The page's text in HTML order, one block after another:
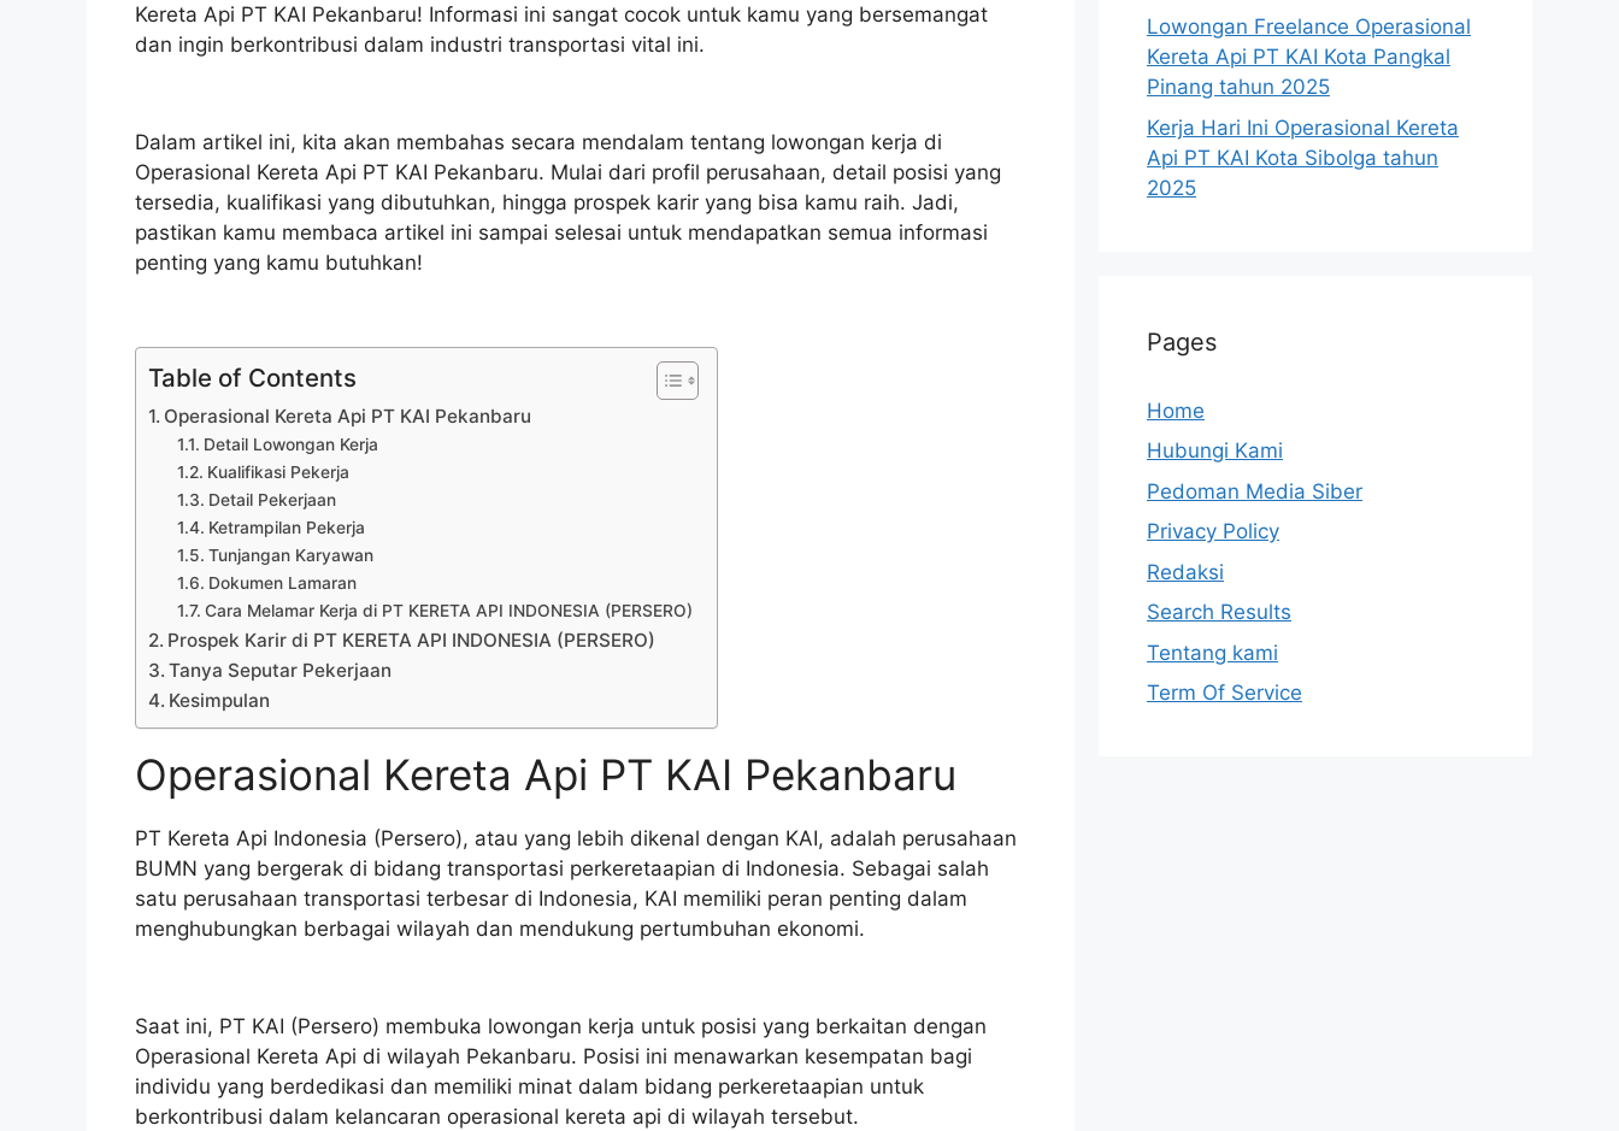
Kereta Api PT KAI Pekanbaru! Informasi ini sangat cocok untuk kamu yang bersemangat
dan ingin berkontribusi dalam industri transportasi vital ini.
Dalam artikel ini, kita akan membahas secara mendalam tentang lowongan kerja di
Operasional Kereta Api PT KAI Pekanbaru. Mulai dari profil perusahaan, detail posisi yang
tersedia, kualifikasi yang dibutuhkan, hingga prospek karir yang bisa kamu raih. Jadi,
pastikan kamu membaca artikel ini sampai selesai untuk mendapatkan semua informasi
penting yang kamu butuhkan!
Table of Contents
Operasional Kereta Api PT KAI Pekanbaru
Detail Lowongan Kerja
Kualifikasi Pekerja
Detail Pekerjaan
Ketrampilan Pekerja
Tunjangan Karyawan
Dokumen Lamaran
Cara Melamar Kerja di PT KERETA API INDONESIA (PERSERO)
Prospek Karir di PT KERETA API INDONESIA (PERSERO)
Tanya Seputar Pekerjaan
Kesimpulan
Operasional Kereta Api PT KAI Pekanbaru
PT Kereta Api Indonesia (Persero), atau yang lebih dikenal dengan KAI, adalah perusahaan
BUMN yang bergerak di bidang transportasi perkeretaapian di Indonesia. Sebagai salah
satu perusahaan transportasi terbesar di Indonesia, KAI memiliki peran penting dalam
menghubungkan berbagai wilayah dan mendukung pertumbuhan ekonomi.
Saat ini, PT KAI (Persero) membuka lowongan kerja untuk posisi yang berkaitan dengan
Operasional Kereta Api di wilayah Pekanbaru. Posisi ini menawarkan kesempatan bagi
individu yang berdedikasi dan memiliki minat dalam bidang perkeretaapian untuk
berkontribusi dalam kelancaran operasional kereta api di wilayah tersebut.
Lowongan Freelance Operasional
Kereta Api PT KAI Kota Pangkal
Pinang tahun 2025
Kerja Hari Ini Operasional Kereta
Api PT KAI Kota Sibolga tahun
2025
Pages
Home
Hubungi Kami
Pedoman Media Siber
Privacy Policy
Redaksi
Search Results
Tentang kami
Term Of Service